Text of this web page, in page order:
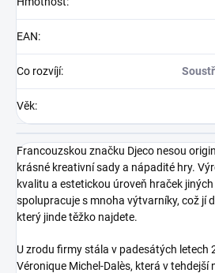
EAN:
Co rozvíjí:
Věk:
Francouzskou značku Djeco nesou
krásné kreativní sady a nápadité hry.
kvalitu a estetickou úroveň hraček
spolupracuje s mnoha výtvarníky, což jí
který jinde těžko najdete.
U zrodu firmy stála v padesátých letech
Véronique Michel-Dalès, která v tehdejší